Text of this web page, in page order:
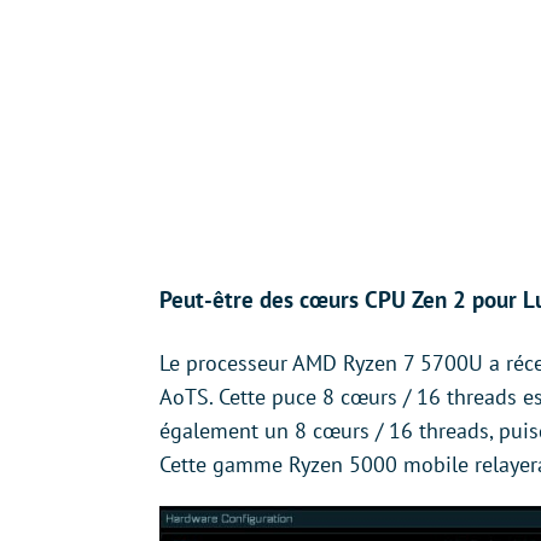
Peut-être des cœurs CPU Zen 2 pour
Le processeur AMD Ryzen 7 5700U a
AoTS. Cette puce 8 cœurs / 16 threads
également un 8 cœurs / 16 threads,
Cette gamme Ryzen 5000 mobile